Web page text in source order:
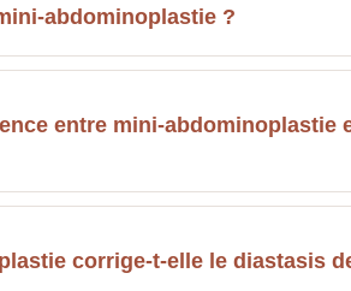
abdominoplastie ?
entre mini-abdominoplastie
corrige-t-elle le diastasis